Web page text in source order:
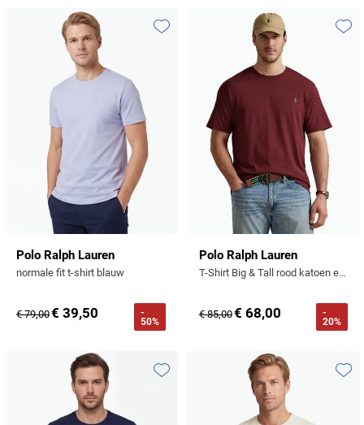
Profuomo
Seidensticker
State of Art
Tommy Hilfiger
Vanguard
Replay
Reset
Roy Robson
Schiesser
Seidensticker
Slater
State of Art
Tenson
Tommy Hilfiger
Tramarossa
Polo Ralph Lauren
normale fit t-shirt blauw
€ 79,00€ 39,50
-
50%
Toevoegen aan favorieten
Polo Ralph Lauren
T-Shirt Big & Tall rood katoen effen
€ 85,00€ 68,00
-
20%
Toevoegen aan favorieten